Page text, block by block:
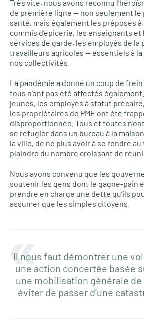
Très vite, nous avons reconnu
de première ligne — non seulement le
santé, mais également les préposés à
commis d’épicerie, les enseignants
services de garde, les employés de la
travailleurs agricoles — essentiels à la
nos collectivités.
La pandémie a donné un coup de frein
tous n’ont pas été affectés
jeunes, les employés à statut
les propriétaires de PME ont été
disproportionnée. Tous et toutes
se réfugier dans un bureau à la
la ville, de ne plus avoir à se rendre
plaindre du nombre croissant de
Nous avons convenu que les
soutenir les gens dont le gagne-pain
prendre en charge une dette qu’ils
assumer que les simples citoyens.
Il nous faut démontrer une
une action concertée basée
une mobilisation générale
éviter de passer d’une